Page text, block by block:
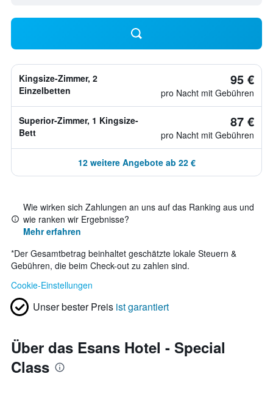
Kingsize-Zimmer, 2
Einzelbetten
95 €
pro Nacht mit Gebühren
Superior-Zimmer, 1 Kingsize-
Bett
87 €
pro Nacht mit Gebühren
12 weitere Angebote ab 22 €
Wie wirken sich Zahlungen an uns auf das Ranking aus und
wie ranken wir Ergebnisse?
Mehr erfahren
*Der Gesamtbetrag beinhaltet geschätzte lokale Steuern &
Gebühren, die beim Check-out zu zahlen sind.
Cookie-Einstellungen
Unser bester Preis ist garantiert
Über das Esans Hotel - Special
Class